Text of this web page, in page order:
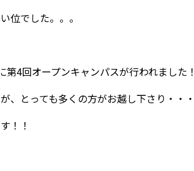
位でした。。。
第4回オープンキャンパスが行われました！
、とっても多くの方がお越し下さり・・・
！！